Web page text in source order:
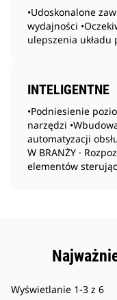
•Udoskonalone
wydajności
ulepszenia
INTELIGENTNE
•Podniesienie
narzędzi
automatyzacji
W BRANŻY ·
elementów
Wyświetlanie 1-3 z 6